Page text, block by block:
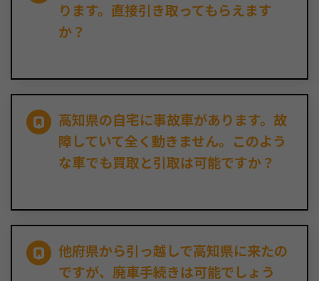
ります。直接引き取ってもらえます
か？
高知県の自宅に事故車があります。故
障していて全く動きません。このよう
な車でも買取と引取は可能ですか？
他府県から引っ越しで高知県に来たの
ですが、廃車手続きは可能でしょう